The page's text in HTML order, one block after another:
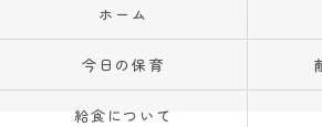
ホーム
今日の保育
給食について